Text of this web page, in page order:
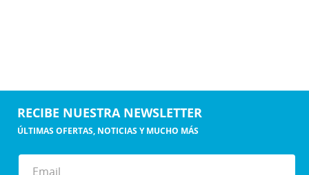
RECIBE NUESTRA NEWSLETTER
ÚLTIMAS OFERTAS, NOTICIAS Y MUCHO MÁS